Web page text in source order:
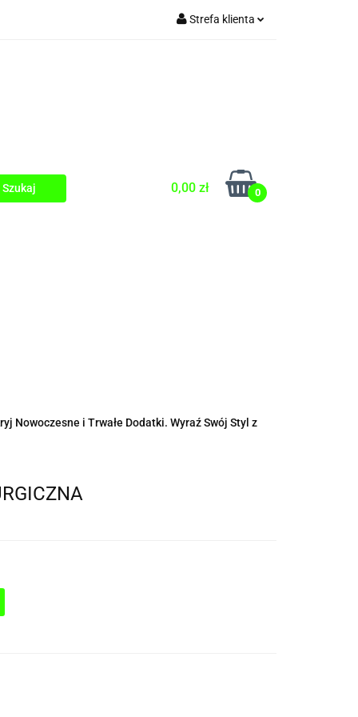
Strefa klienta
0,00 zł 0
Nowoczesne i Trwałe Dodatki. Wyraź Swój Styl z